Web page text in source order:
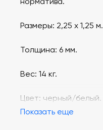
Размеры: 2,25 х 1,25 м.
Толщина: 6 мм.
Вес: 14 кг.
Цвет: черный/белый.
Показать еще